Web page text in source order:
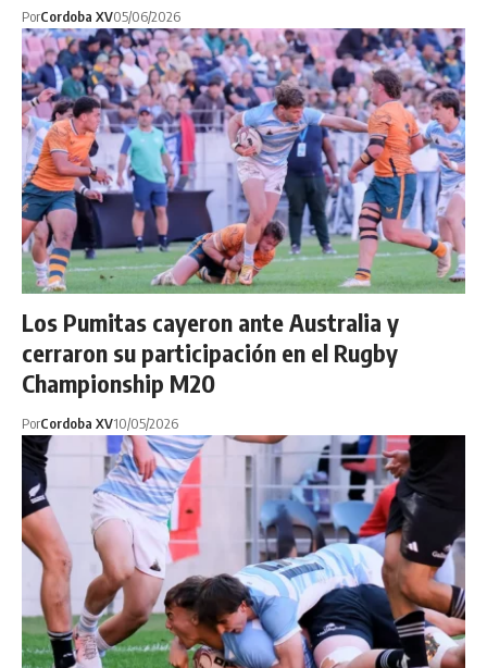
PorCordoba XV05/06/2026
Los Pumitas cayeron ante Australia y
cerraron su participación en el Rugby
Championship M20
PorCordoba XV10/05/2026